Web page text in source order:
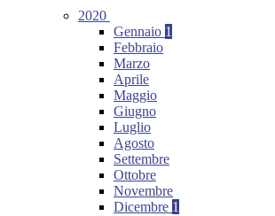
2020
Gennaio 1
Febbraio
Marzo
Aprile
Maggio
Giugno
Luglio
Agosto
Settembre
Ottobre
Novembre
Dicembre 1